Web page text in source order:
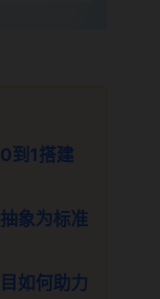
到1搭建
象为标准
如何助力